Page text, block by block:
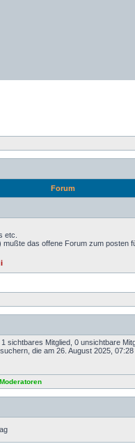
Forum
etc.
mußte das offene Forum zum posten
sichtbares Mitglied, 0 unsichtbare
die am 26. August 2025,